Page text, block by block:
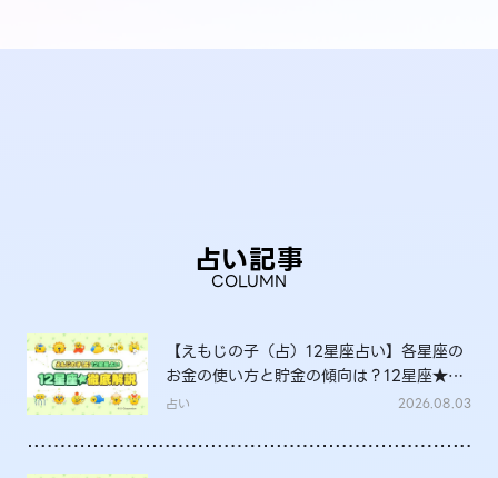
占い記事
COLUMN
【えもじの子（占）12星座占い】各星座の
お金の使い方と貯金の傾向は？12星座★徹
底解説
占い 2026.08.03